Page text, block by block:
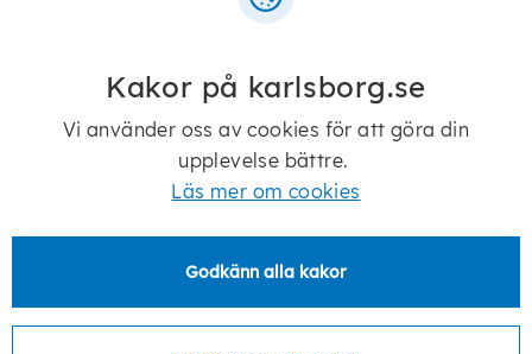
Senast ändrad: 14 april 2026
0505-170 00
E-post:kommun@karlsborg.se
Kakor på karlsborg.se
Vi använder oss av cookies för att göra din
upplevelse bättre.
Läs mer om cookies
Godkänn alla kakor